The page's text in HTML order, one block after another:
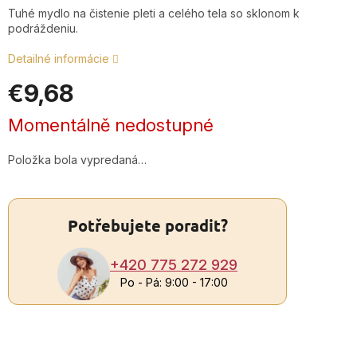
Tuhé mydlo na čistenie pleti a celého tela so sklonom k
podráždeniu.
Detailné informácie
€9,68
Jednotková
cena:
Momentálně nedostupné
Položka bola vypredaná…
Potřebujete poradit?
+420 775 272 929
Po - Pá: 9:00 - 17:00